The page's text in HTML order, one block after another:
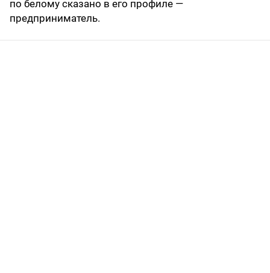
по белому сказано в его профиле —
предприниматель.